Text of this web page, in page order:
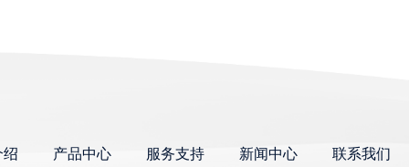
绍 产品中心 服务支持 新闻中心 联系我们